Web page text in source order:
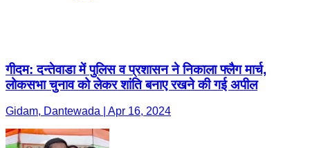
गीदम: दन्तेवाडा में पुलिस व प्रशासन ने निकाला फ्लैग मार्च,
लोकसभा चुनाव को लेकर शांति बनाए रखने की गई अपील
Gidam, Dantewada | Apr 16, 2024